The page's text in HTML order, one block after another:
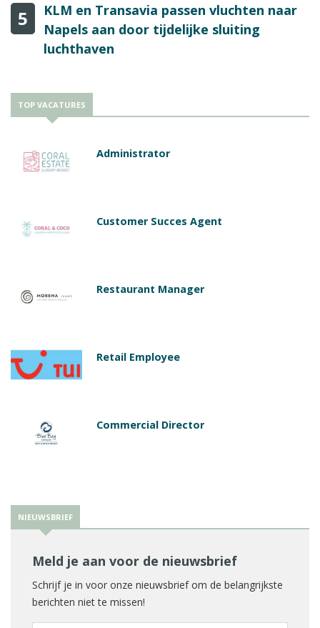
5
KLM en Transavia passen vluchten naar
Napels aan door tijdelijke sluiting
luchthaven
TOP VACATURES
Administrator
Customer Succes Agent
Restaurant Manager
Retail Employee
Commercial Director
NIEUWSBRIEF
Meld je aan voor de nieuwsbrief
Schrijf je in voor onze nieuwsbrief om de belangrijkste
berichten niet te missen!